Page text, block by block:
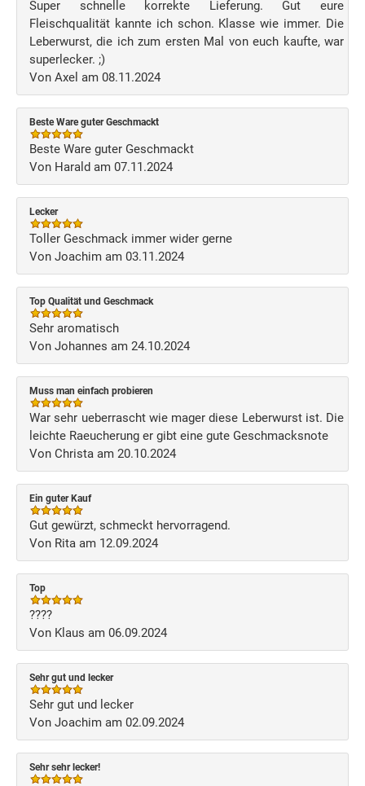
Super schnelle korrekte Lieferung. Gut eure
Fleischqualität kannte ich schon. Klasse wie immer. Die
Leberwurst, die ich zum ersten Mal von euch kaufte, war
superlecker. ;)
Von Axel am 08.11.2024
Beste Ware guter Geschmackt
Beste Ware guter Geschmackt
Von Harald am 07.11.2024
Lecker
Toller Geschmack immer wider gerne
Von Joachim am 03.11.2024
Top Qualität und Geschmack
Sehr aromatisch
Von Johannes am 24.10.2024
Muss man einfach probieren
War sehr ueberrascht wie mager diese Leberwurst ist. Die
leichte Raeucherung er gibt eine gute Geschmacksnote
Von Christa am 20.10.2024
Ein guter Kauf
Gut gewürzt, schmeckt hervorragend.
Von Rita am 12.09.2024
Top
????
Von Klaus am 06.09.2024
Sehr gut und lecker
Sehr gut und lecker
Von Joachim am 02.09.2024
Sehr sehr lecker!